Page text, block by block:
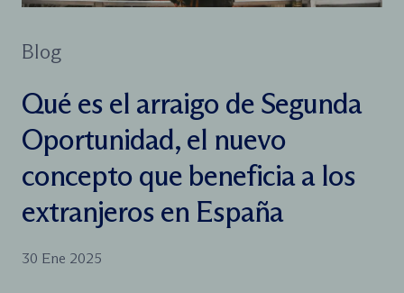
Blog
Qué es el arraigo de Segunda
Oportunidad, el nuevo
concepto que beneficia a los
extranjeros en España
30 Ene 2025